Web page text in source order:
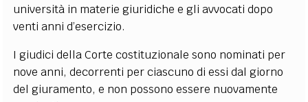
università in materie giuridiche e gli avvocati dopo
venti anni d’esercizio.
I giudici della Corte costituzionale sono nominati per
nove anni, decorrenti per ciascuno di essi dal giorno
del giuramento, e non possono essere nuovamente